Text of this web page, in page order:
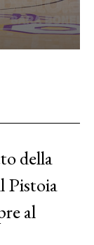
della
Pistoia
al